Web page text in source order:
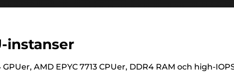
instanser
AMD EPYC 7713 CPUer, DDR4 RAM och high-